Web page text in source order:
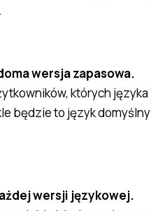
wersja zapasowa.
których języka
będzie to język domyślny
wersji językowej.